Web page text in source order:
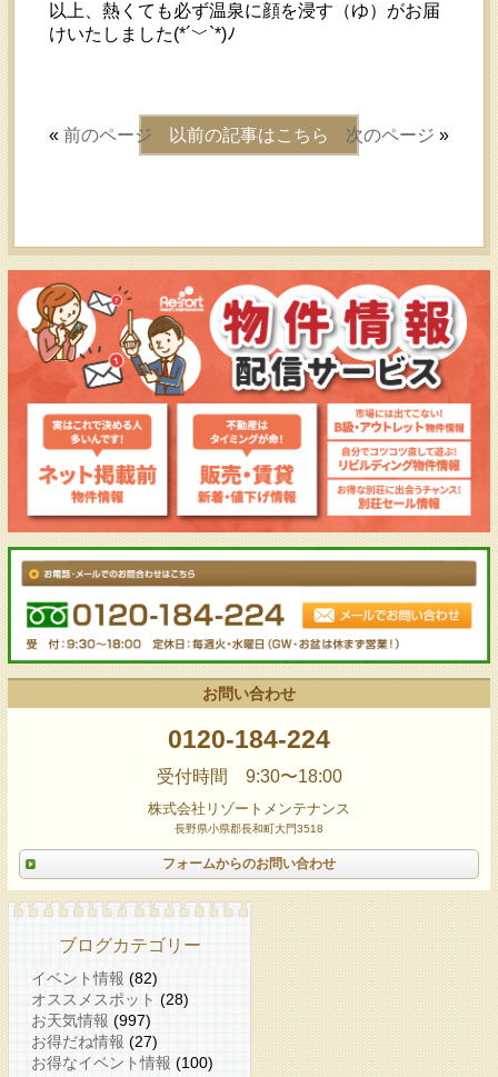
以上、熱くても必ず温泉に顔を浸す（ゆ）がお届
けいたしました(*´﹀`*)ﾉ
« 前のページ 次のページ »
以前の記事はこちら
お問い合わせ
0120-184-224
受付時間 9:30〜18:00
株式会社リゾートメンテナンス
長野県小県郡長和町大門3518
フォームからのお問い合わせ
ブログカテゴリー
イベント情報 (82)
オススメスポット (28)
お天気情報 (997)
お得だね情報 (27)
お得なイベント情報 (100)